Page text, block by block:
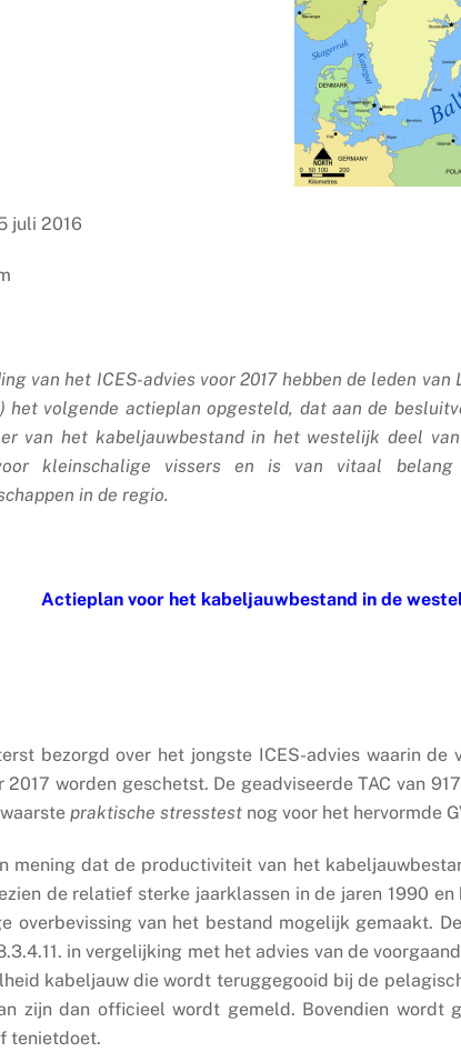
juli 2016
van het ICES-advies voor 2017 hebben de leden
het volgende actieplan opgesteld, dat aan de
van het kabeljauwbestand in het westelijk deel
kleinschalige vissers en is van vitaal
in de regio.
Actieplan voor het kabeljauwbestand in de
bezorgd over het jongste ICES-advies waarin
2017 worden geschetst. De geadviseerde TAC van
praktische stresstest nog voor het hervormde
mening dat de productiviteit van het
de relatief sterke jaarklassen in de jaren 1990
overbevissing van het bestand mogelijk gemaakt.
in vergelijking met het advies van de
kabeljauw die wordt teruggegooid bij de
zijn dan officieel wordt gemeld. Bovendien
tenietdoet.